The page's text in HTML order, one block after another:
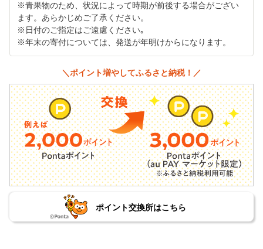
※青果物のため、状況によって時期が前後する場合がござい
ます。あらかじめご了承ください。
※日付のご指定はご遠慮ください｡
※年末の寄付については、発送が年明けからになります。
＼ポイント増やしてふるさと納税！／
ポイント交換所はこちら